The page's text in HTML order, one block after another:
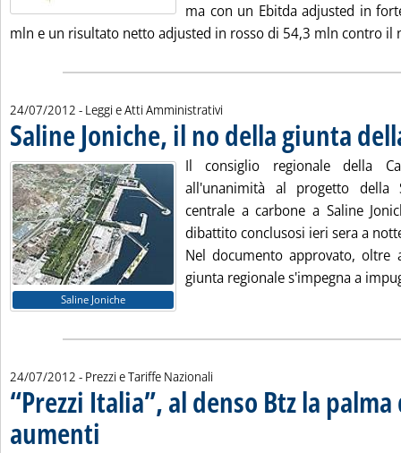
ma con un Ebitda adjusted in
mln e un risultato netto adjusted in rosso di 54,3 mln contro il
24/07/2012 - Leggi e Atti Amministrativi
Saline Joniche, il no della giunta
Saline Joniche
Il consiglio regionale della
all'unanimità al progetto
centrale a carbone a Saline
dibattito conclusosi ieri sera a
Nel documento approvato, oltre
giunta regionale s'impegna a
24/07/2012 - Prezzi e Tariffe Nazionali
“Prezzi Italia”, al denso Btz la
aumenti